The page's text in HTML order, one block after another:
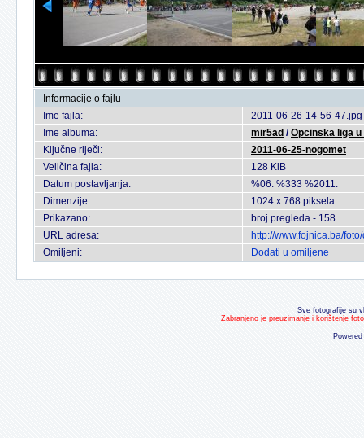
Informacije o fajlu
Ime fajla:
2011-06-26-14-56-47.jpg
Ime albuma:
mir5ad /Opcinska liga
Ključne riječi:
2011-06-25-nogomet
Veličina fajla:
128 KiB
Datum postavljanja:
%06. %333 %2011.
Dimenzije:
1024 x 768 piksela
Prikazano:
broj pregleda - 158
URL adresa:
http://www.fojnica.ba/
Omiljeni:
Dodati u omiljene
Sve fotografije su
Zabranjeno je preuzimanje i korištenje